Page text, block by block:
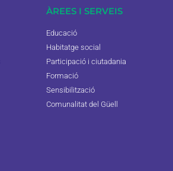
ÀREES I SERVEIS
Educació
Habitatge social
Participació i ciutadania
Formació
Sensibilització
Comunalitat del Güell